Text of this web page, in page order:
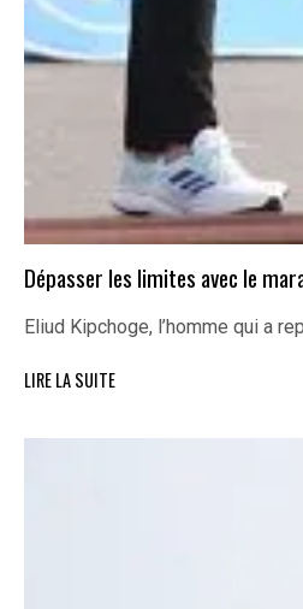
Dépasser les limites avec le
Eliud Kipchoge, l’homme qui a
LIRE LA SUITE